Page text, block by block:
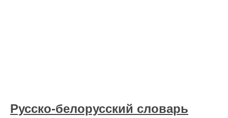
Русско-белорусский словарь